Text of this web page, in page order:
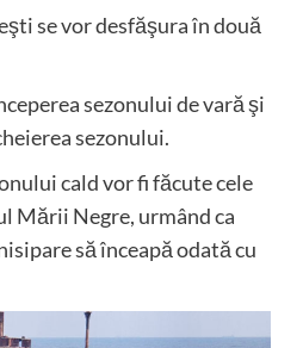
se vor desfăşura în două
sezonului de vară şi
sezonului.
cald vor fi făcute cele
Mării Negre, urmând ca
să înceapă odată cu